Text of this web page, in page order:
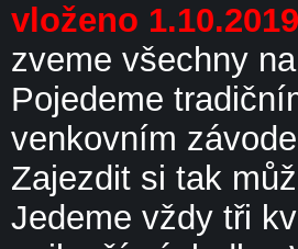
vloženo
zveme všechny
Pojedeme
venkovním
Zajezdit si tak
Jedeme vždy tři